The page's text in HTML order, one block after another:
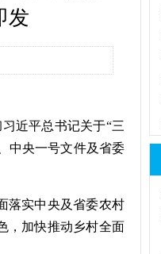
发
近平总书记关于“三
中央一号文件及省委
落实中央及省委农村
，加快推动乡村全面